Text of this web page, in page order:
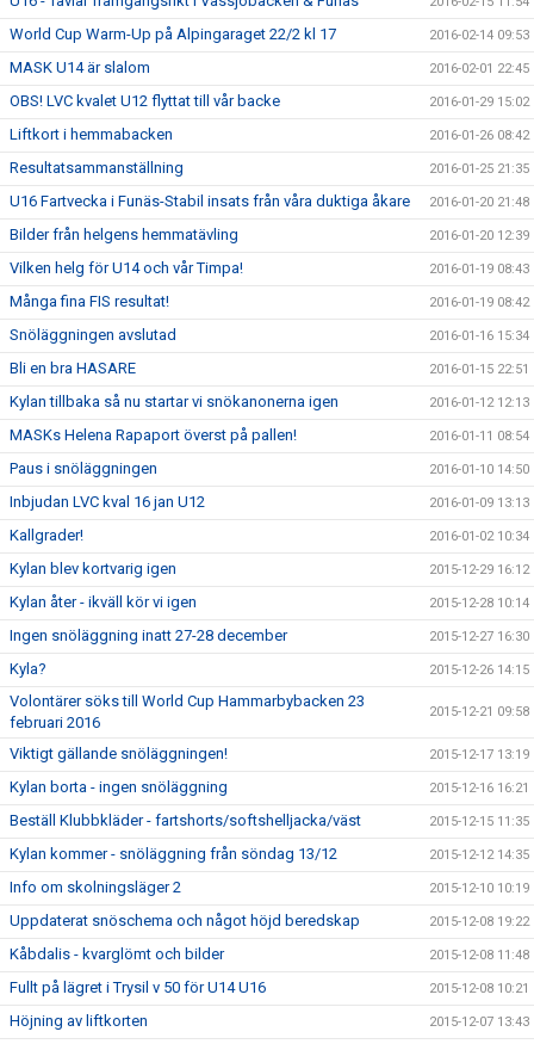
World Cup Warm-Up på Alpingaraget 22/2 kl 17 2016-02-14 09:53
MASK U14 är slalom 2016-02-01 22:45
OBS! LVC kvalet U12 flyttat till vår backe 2016-01-29 15:02
Liftkort i hemmabacken 2016-01-26 08:42
Resultatsammanställning 2016-01-25 21:35
U16 Fartvecka i Funäs-Stabil insats från våra duktiga åkare 2016-01-20 21:48
Bilder från helgens hemmatävling 2016-01-20 12:39
Vilken helg för U14 och vår Timpa! 2016-01-19 08:43
Många fina FIS resultat! 2016-01-19 08:42
Snöläggningen avslutad 2016-01-16 15:34
Bli en bra HASARE 2016-01-15 22:51
Kylan tillbaka så nu startar vi snökanonerna igen 2016-01-12 12:13
MASKs Helena Rapaport överst på pallen! 2016-01-11 08:54
Paus i snöläggningen 2016-01-10 14:50
Inbjudan LVC kval 16 jan U12 2016-01-09 13:13
Kallgrader! 2016-01-02 10:34
Kylan blev kortvarig igen 2015-12-29 16:12
Kylan åter - ikväll kör vi igen 2015-12-28 10:14
Ingen snöläggning inatt 27-28 december 2015-12-27 16:30
Kyla? 2015-12-26 14:15
Volontärer söks till World Cup Hammarbybacken 23
februari 2016
2015-12-21 09:58
Viktigt gällande snöläggningen! 2015-12-17 13:19
Kylan borta - ingen snöläggning 2015-12-16 16:21
Beställ Klubbkläder - fartshorts/softshelljacka/väst 2015-12-15 11:35
Kylan kommer - snöläggning från söndag 13/12 2015-12-12 14:35
Info om skolningsläger 2 2015-12-10 10:19
Uppdaterat snöschema och något höjd beredskap 2015-12-08 19:22
Kåbdalis - kvarglömt och bilder 2015-12-08 11:48
Fullt på lägret i Trysil v 50 för U14 U16 2015-12-08 10:21
Höjning av liftkorten 2015-12-07 13:43